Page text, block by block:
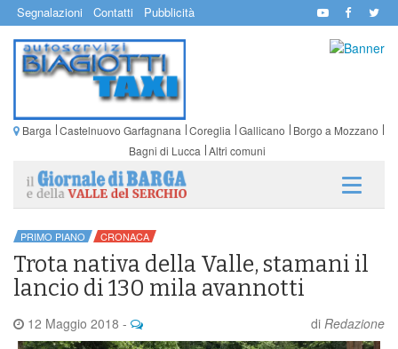
Segnalazioni Contatti Pubblicità
Barga Castelnuovo Garfagnana Coreglia Gallicano
Borgo a Mozzano
Bagni di Lucca Altri comuni
PRIMO PIANO CRONACA
Trota nativa della Valle, stamani il
lancio di 130 mila avannotti
12 Maggio 2018 - di Redazione